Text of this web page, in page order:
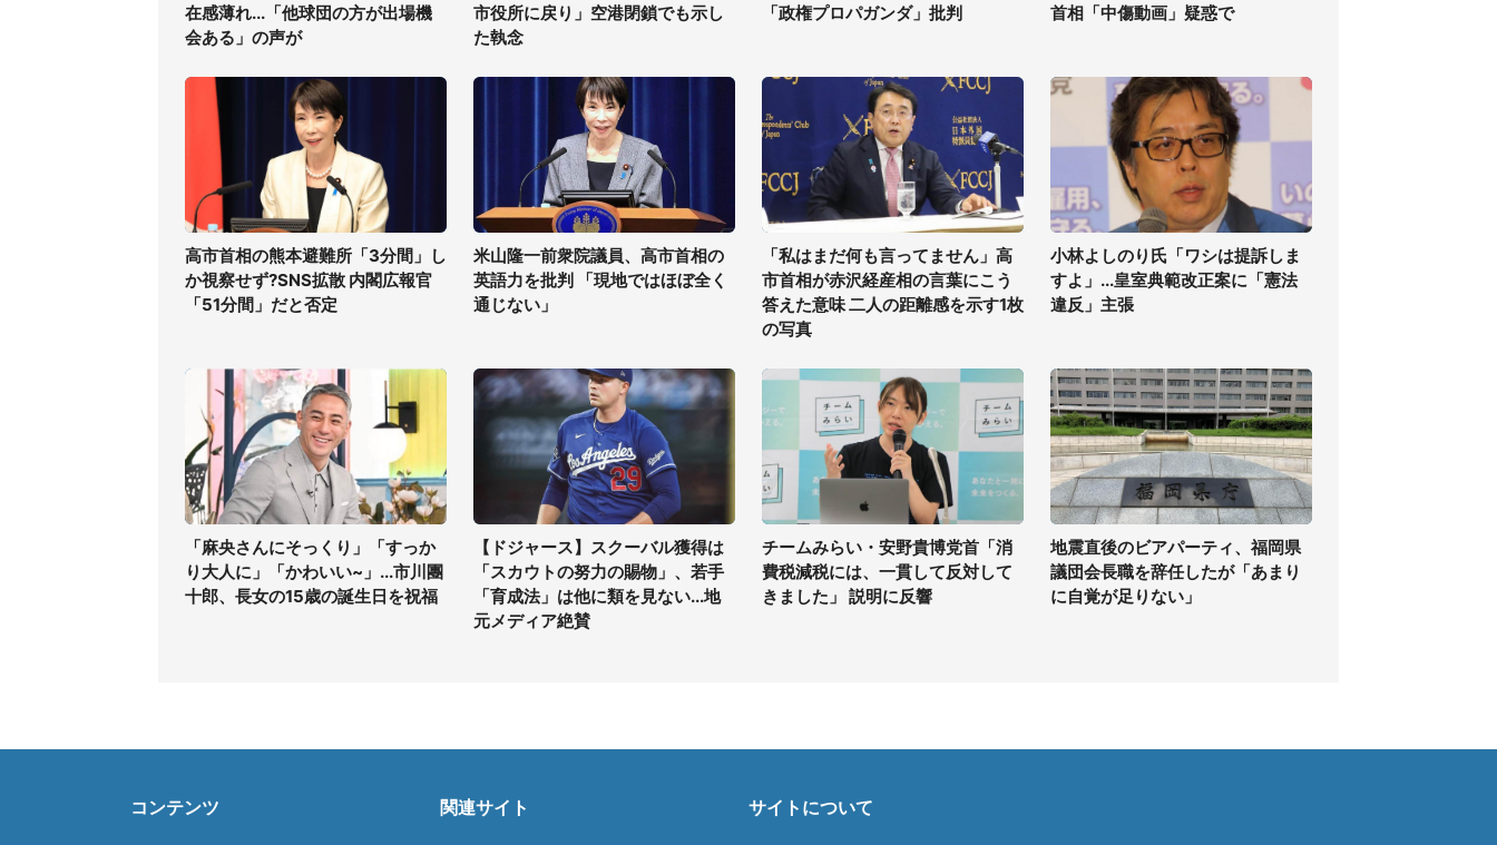
在感薄れ...「他球団の方が出場機
会ある」の声が
市役所に戻り」空港閉鎖でも示し
た執念
「政権プロパガンダ」批判
首相「中傷動画」疑惑で
高市首相の熊本避難所「3分間」し
か視察せず?SNS拡散 内閣広報官
「51分間」だと否定
米山隆一前衆院議員、高市首相の
英語力を批判 「現地ではほぼ全く
通じない」
「私はまだ何も言ってません」高
市首相が赤沢経産相の言葉にこう
答えた意味 二人の距離感を示す1枚
の写真
小林よしのり氏「ワシは提訴しま
すよ」...皇室典範改正案に「憲法
違反」主張
「麻央さんにそっくり」「すっか
り大人に」「かわいい~」...市川團
十郎、長女の15歳の誕生日を祝福
【ドジャース】スクーバル獲得は
「スカウトの努力の賜物」、若手
「育成法」は他に類を見ない...地
元メディア絶賛
チームみらい・安野貴博党首「消
費税減税には、一貫して反対して
きました」 説明に反響
地震直後のビアパーティ、福岡県
議団会長職を辞任したが「あまり
に自覚が足りない」
コンテンツ 関連サイト サイトについて